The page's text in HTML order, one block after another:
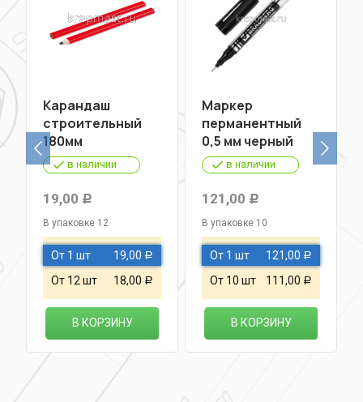
Карандаш
строительный
180мм
в наличии
19,00 Р
В упаковке 12
От 1 шт 19,00 Р
От 12 шт 18,00 Р
В КОРЗИНУ
Маркер
перманентный
0,5 мм черный
в наличии
121,00 Р
В упаковке 10
От 1 шт 121,00 Р
От 10 шт 111,00 Р
В КОРЗИНУ